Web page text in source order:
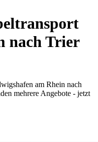
nach Trier
am Rhein nach
mehrere Angebote - jetzt